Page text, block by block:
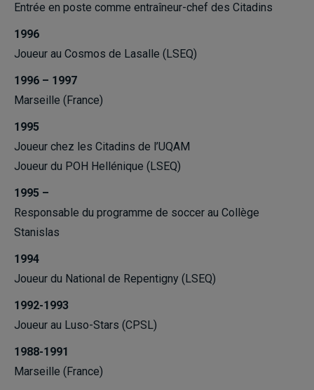
Entrée en poste comme entraîneur-chef des Citadins
1996
Joueur au Cosmos de Lasalle (LSEQ)
1996 – 1997
Marseille (France)
1995
Joueur chez les Citadins de l’UQAM
Joueur du POH Hellénique (LSEQ)
1995 –
Responsable du programme de soccer au Collège
Stanislas
1994
Joueur du National de Repentigny (LSEQ)
1992-1993
Joueur au Luso-Stars (CPSL)
1988-1991
Marseille (France)